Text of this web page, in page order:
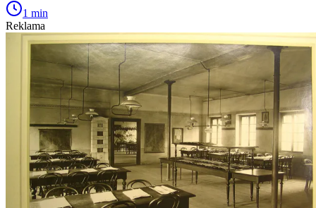
1 min
Reklama